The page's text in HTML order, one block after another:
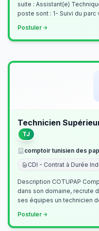
suite : Assistant(e)
poste sont : 1- Suivi du parc
Postuler
Technicien
TJ
comptoir tunisien des
CDI - Contrat à Durée
Description COTUPAP
dans son domaine, recrute
ses équipes un technicien de
Postuler